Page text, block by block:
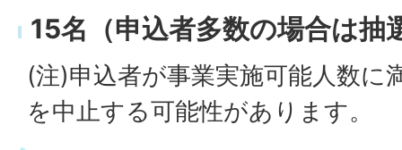
15名（申込者多数の場合は抽
(注)申込者が事業実施可能人数に
を中止する可能性があります。